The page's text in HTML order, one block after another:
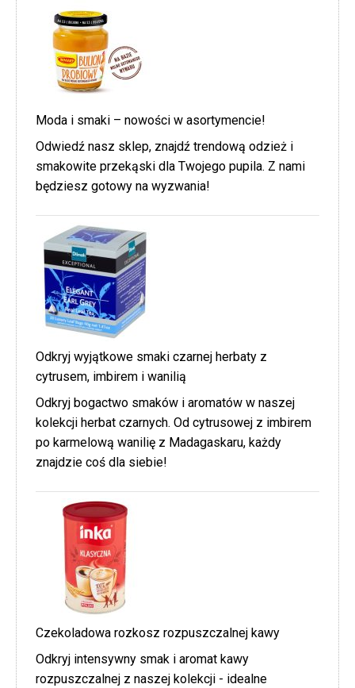
Moda i smaki – nowości w asortymencie!
Odwiedź nasz sklep, znajdź trendową odzież i
smakowite przekąski dla Twojego pupila. Z nami
będziesz gotowy na wyzwania!
Odkryj wyjątkowe smaki czarnej herbaty z
cytrusem, imbirem i wanilią
Odkryj bogactwo smaków i aromatów w naszej
kolekcji herbat czarnych. Od cytrusowej z imbirem
po karmelową wanilię z Madagaskaru, każdy
znajdzie coś dla siebie!
Czekoladowa rozkosz rozpuszczalnej kawy
Odkryj intensywny smak i aromat kawy
rozpuszczalnej z naszej kolekcji - idealne